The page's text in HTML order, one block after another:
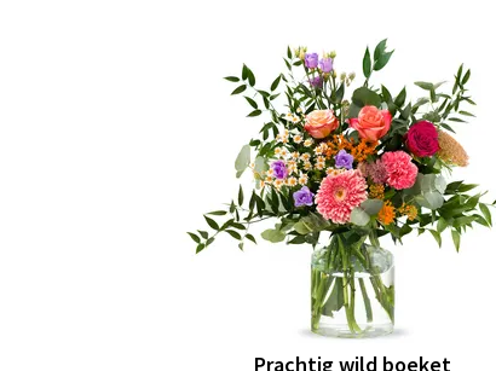
Prachtig wild boeket